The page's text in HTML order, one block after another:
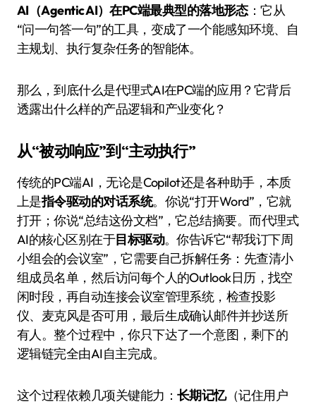
AI（Agentic AI）在PC端最典型的落地形态：它从
“问一句答一句”的工具，变成了一个能感知环境、自
主规划、执行复杂任务的智能体。
那么，到底什么是代理式AI在PC端的应用？它背后
透露出什么样的产品逻辑和产业变化？
从“被动响应”到“主动执行”
传统的PC端AI，无论是Copilot还是各种助手，本质
上是指令驱动的对话系统。你说“打开Word”，它就
打开；你说“总结这份文档”，它总结摘要。而代理式
AI的核心区别在于目标驱动。你告诉它“帮我订下周
小组会的会议室”，它需要自己拆解任务：先查清小
组成员名单，然后访问每个人的Outlook日历，找空
闲时段，再自动连接会议室管理系统，检查投影
仪、麦克风是否可用，最后生成确认邮件并抄送所
有人。整个过程中，你只下达了一个意图，剩下的
逻辑链完全由AI自主完成。
这个过程依赖几项关键能力： 长期记忆（记住用户